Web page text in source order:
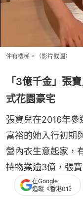
仲有樓梯。（影片截圖）
「3億千金」張
式花園豪宅
張寶兒在2016年參
富裕的她入行初期
營內衣生意起家，
持物業逾3億，張
寶兒與老公袁偉
在Google
追蹤《香港01》